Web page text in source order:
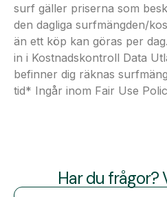
surf gäller priserna som
den dagliga surfmängden/
än ett köp kan göras per
in i Kostnadskontroll Data
befinner dig räknas
tid* Ingår inom Fair Use
Har du frågor?